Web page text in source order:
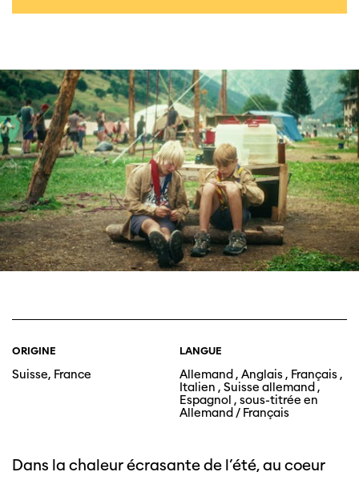
ORIGINE
Suisse, France
LANGUE
Allemand , Anglais , Français ,
Italien , Suisse allemand ,
Espagnol , sous-titrée en
Allemand / Français
Dans la chaleur écrasante de l’été, au coeur